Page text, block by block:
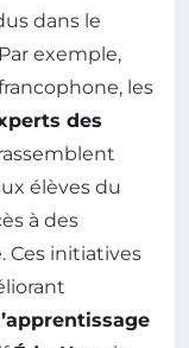
dans le
exemple,
les
des
élèves du
à des
Ces initiatives